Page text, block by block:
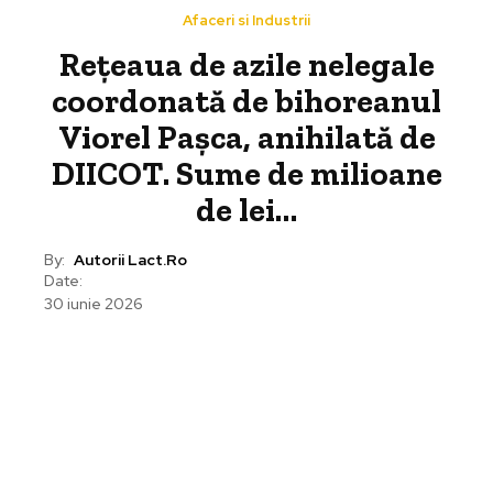
Afaceri si Industrii
Rețeaua de azile nelegale
coordonată de bihoreanul
Viorel Pașca, anihilată de
DIICOT. Sume de milioane
de lei…
By: Autorii Lact.ro
Date:
30 iunie 2026